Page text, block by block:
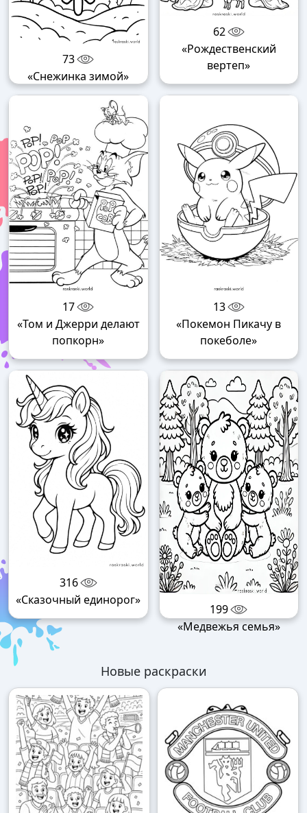
73
«Снежинка зимой»
62
«Рождественский
вертеп»
17
«Том и Джерри делают
попкорн»
13
«Покемон Пикачу в
покеболе»
316
«Сказочный единорог»
199
«Медвежья семья»
Новые раскраски